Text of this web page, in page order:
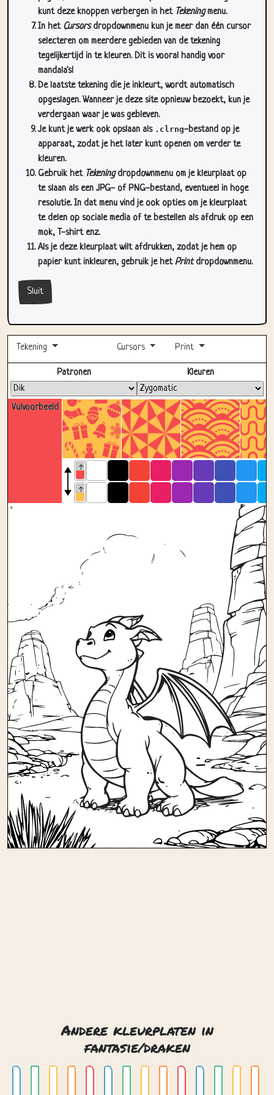
kunt deze knoppen verbergen in het Tekeningmenu.
In het Cursorsdropdownmenu kun je meer dan één cursor
selecteren om meerdere gebieden van de tekening
tegelijkertijd in te kleuren. Dit is vooral handig voor
mandala's!
De laatste tekening die je inkleurt, wordt automatisch
opgeslagen. Wanneer je deze site opnieuw bezoekt, kun je
verdergaan waar je was gebleven.
Je kunt je werk ook opslaan als .clrng-bestand op je
apparaat, zodat je het later kunt openen om verder te
kleuren.
Gebruik het Tekeningdropdownmenu om je kleurplaat op
te slaan als een JPG- of PNG-bestand, eventueel in hoge
resolutie. In dat menu vind je ook opties om je kleurplaat
te delen op sociale media of te bestellen als afdruk op een
mok, T-shirt enz.
Als je deze kleurplaat wilt afdrukken, zodat je hem op
papier kunt inkleuren, gebruik je hetPrintdropdownmenu.
Sluit
Tekening Cursors Print
Volledig scherm
Vulvoorbeeld
Patronen Kleuren
Andere kleurplaten in
fantasie/draken